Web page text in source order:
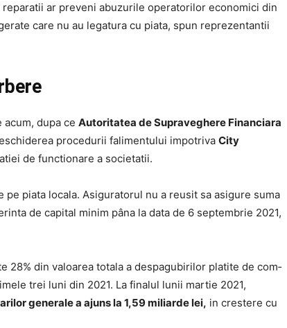
ar preveni abuzurile operatorilor economici din
care nu au legatura cu piata, spun reprezentantii
dupa ce Autoritatea de Supraveghere Financiara
procedurii falimentului impotriva City
de functionare a societatii.
pe piata locala. Asiguratorul nu a reusit sa asigure suma
de capital minim pâna la data de 6 septembrie 2021,
28% din valoarea to­tala a despagubirilor platite de com­
trei luni din 2021. La finalul lunii martie 2021,
generale a ajuns la 1,59 miliarde lei, in crestere cu